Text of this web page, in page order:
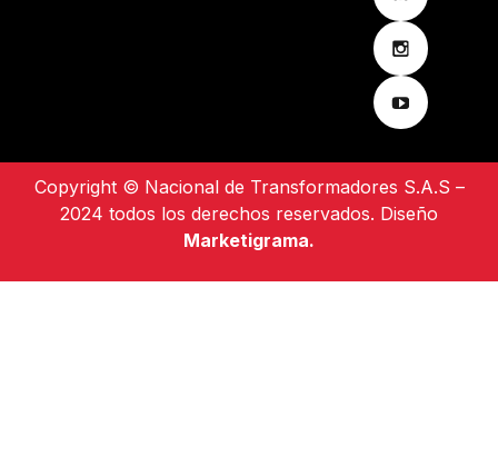
Copyright © Nacional de Transformadores S.A.S –
2024 todos los derechos reservados. Diseño
Marketigrama.